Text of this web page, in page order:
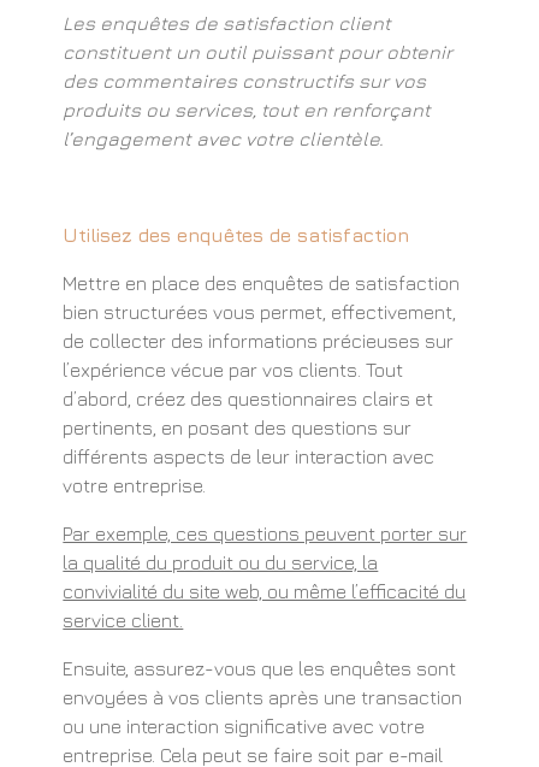
Les enquêtes de satisfaction client
constituent un outil puissant pour obtenir
des commentaires constructifs sur vos
produits ou services, tout en renforçant
l’engagement avec votre clientèle.
Utilisez des enquêtes de satisfaction
Mettre en place des enquêtes de satisfaction
bien structurées vous permet, effectivement,
de collecter des informations précieuses sur
l’expérience vécue par vos clients. Tout
d’abord, créez des questionnaires clairs et
pertinents, en posant des questions sur
différents aspects de leur interaction avec
votre entreprise.
Par exemple, ces questions peuvent porter sur
la qualité du produit ou du service, la
convivialité du site web, ou même l’efficacité du
service client.
Ensuite, assurez-vous que les enquêtes sont
envoyées à vos clients après une transaction
ou une interaction significative avec votre
entreprise. Cela peut se faire soit par e-mail